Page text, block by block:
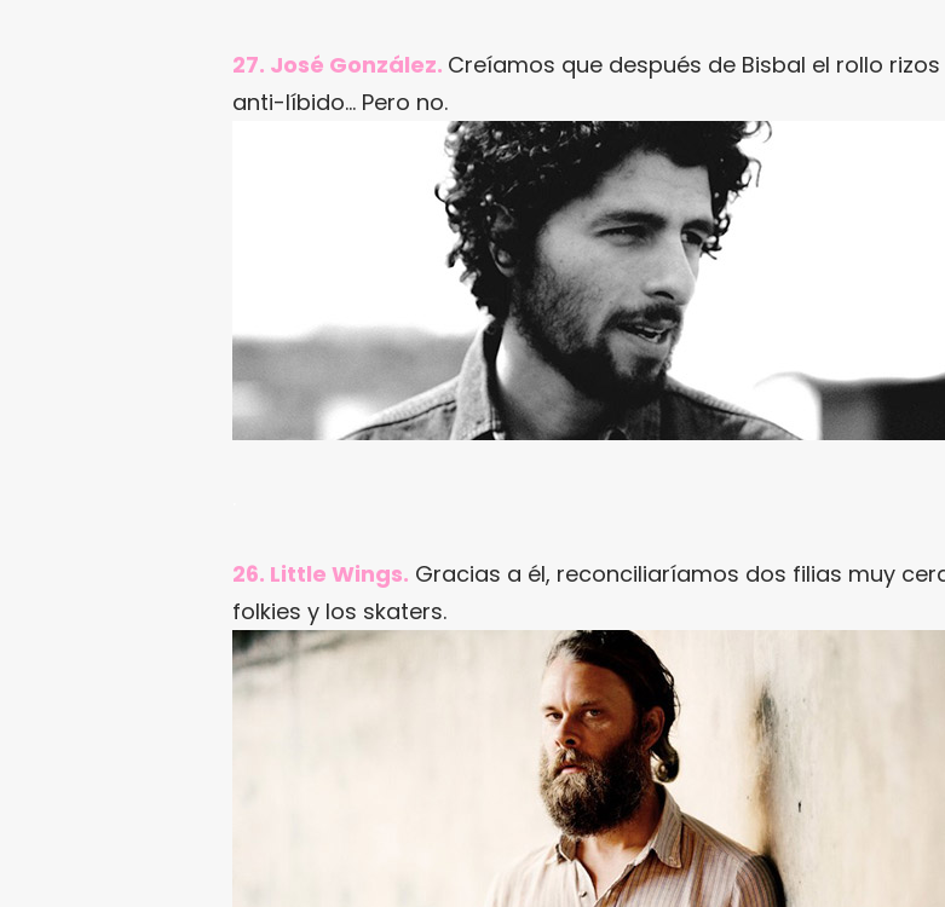
27. José González. Creíamos que después de Bisbal el rollo
anti-líbido… Pero no.
26. Little Wings. Gracias a él, reconciliaríamos dos filias muy
folkies y los skaters.